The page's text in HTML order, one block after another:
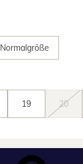
Normalgröße
19 20